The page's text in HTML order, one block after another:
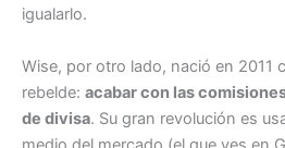
igualarlo.
Wise, por otro lado, nació en 2011
rebelde: acabar con las
de divisa. Su gran revolución es